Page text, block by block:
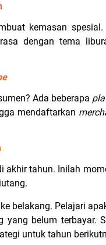
kemasan
dengan tema
Ada beberapa
mendaftarkan
akhir tahun. Inilah
belakang. Pelajari
belum terbayar.
untuk tahun